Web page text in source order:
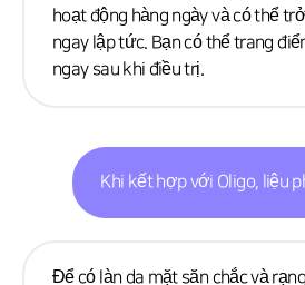
hoạt động hàng ngày và có thể
ngay lập tức. Bạn có thể trang
ngay sau khi điều trị.
Khi kết hợp với Oligo, liệu
Để có làn da mặt săn chắc và